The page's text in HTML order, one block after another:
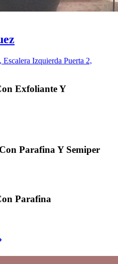
Izquierda Puerta 2,
Exfoliante Y
Parafina Y Semiper
Parafina